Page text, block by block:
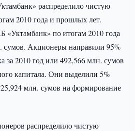
распределило чистую
2010 года и прошлых лет.
по итогам 2010 года
сумов. Акционеры направили 95%
за 2010 год или 492,566 млн. сумов
капитала. Они выделили 5%
млн. сумов на формирование
распределило чистую